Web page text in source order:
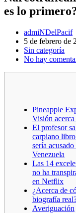
es lo
admiNDelPacif
5 de febrero de
Sin categoría
No hay
Pineapple
Visión
El profesor
carpiano
serí­a
Venezuela
Las 14
no ha
en Netflix
¿Acerca de
biografía
Averiguación